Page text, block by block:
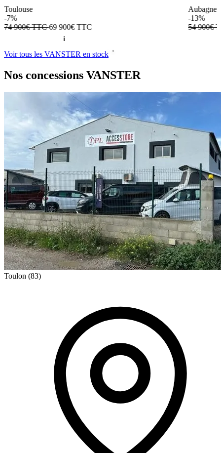
Toulouse
-7%
74 900€ TTC69 900€TTC
Aubagne
-13%
54 900€
Voir tous les VANSTER en stock
Nos concessions VANSTER
Toulon (83)